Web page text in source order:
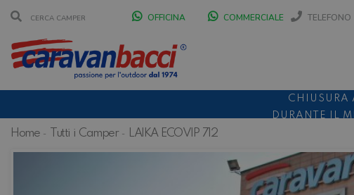
OFFICINA COMMERCIALE TELEFONO
CHIUSURA
DURANTE IL
Home Tutti i Camper LAIKA ECOVIP 712